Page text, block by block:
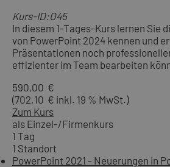
Kurs-ID:O45
In diesem 1-Tages-Kurs lernen Sie
von PowerPoint 2024 kennen und
Präsentationen noch
effizienter im Team bearbeiten
590,00 €
(702,10 € inkl. 19 % MwSt.)
Zum Kurs
als Einzel-/Firmenkurs
1 Tag
1 Standort
PowerPoint 2021 - Neuerungen in